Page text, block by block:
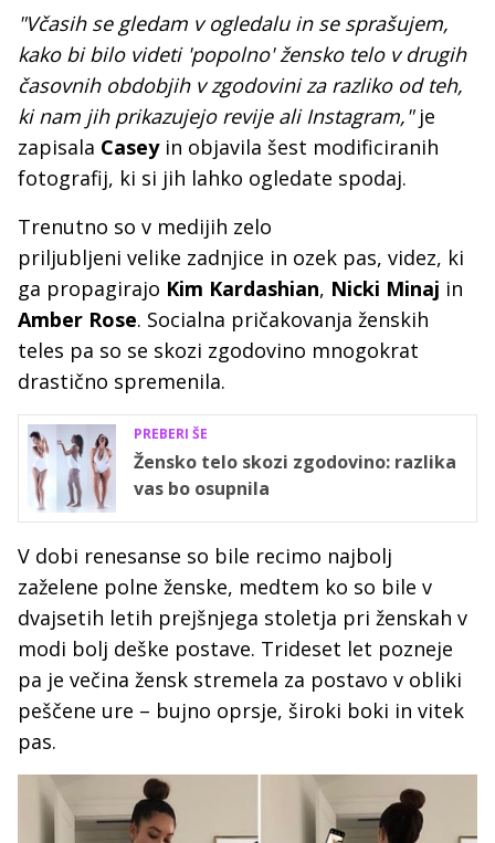
"Včasih se gledam v ogledalu in se sprašujem,
kako bi bilo videti 'popolno' žensko telo v drugih
časovnih obdobjih v zgodovini za razliko od teh,
ki nam jih prikazujejo revije ali Instagram," je
zapisala Caseyin objavila šest modificiranih
fotografij, ki si jih lahko ogledate spodaj.
Trenutno so v medijih zelo
priljubljeni velike zadnjice in ozek pas, videz, ki
ga propagirajo Kim Kardashian, Nicki Minaj in
Amber Rose. Socialna pričakovanja ženskih
teles pa so se skozi zgodovino mnogokrat
drastično spremenila.
PREBERI ŠE
Žensko telo skozi zgodovino: razlika
vas bo osupnila
V dobi renesanse so bile recimo najbolj
zaželene polne ženske, medtem ko so bile v
dvajsetih letih prejšnjega stoletja pri ženskah v
modi bolj deške postave. Trideset let pozneje
pa je večina žensk stremela za postavo v obliki
peščene ure – bujno oprsje, široki boki in vitek
pas.